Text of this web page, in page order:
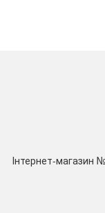
Інтернет-магазин